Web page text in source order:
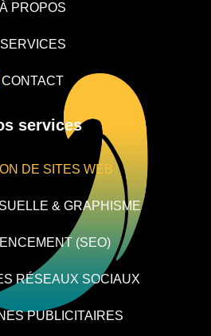
À PROPOS
SERVICES
CONTACT
services
DE SITES WEB
& GRAPHISME
(SEO)
RÉSEAUX SOCIAUX
PUBLICITAIRES